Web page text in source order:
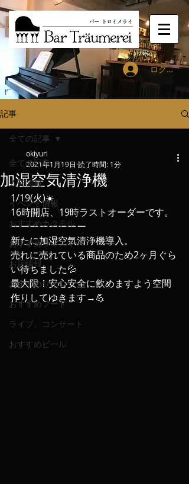
ログイン
記事
全ての記事
入荷情報
イベント情報
おすすめカクテル
おすすめウィスキー
お店情報
おすすめワイン
おすすめフード
ライブ、コンサート
おすすめビール
全ての記事
加湿空気清浄機
okiyuri
2021年1月19日 読了時間: 1分
1/19(火)☀️
16時開店、19時ラストオーダーです。
ーーーーーーーー
新たに加湿空気清浄機導入。
売れに売れている商品のため2ヶ月ぐら
い待ちました💦
最大限！安心安全に飲めますよう空間
作りしてゆきます→💪